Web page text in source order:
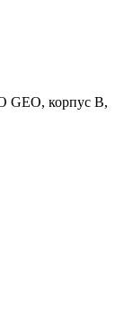
GEO, корпус В,